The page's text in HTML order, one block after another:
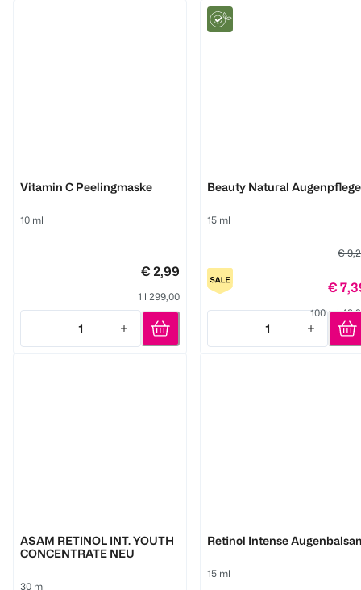
Vitamin C Peelingmaske
10 ml
€ 2,99
1 l 299,00
1
Quantity: 1
Beauty Natural Augenpflege
15 ml
€
€
100 ml
1
Quantity: 1
ASAM RETINOL INT. YOUTH
CONCENTRATE NEU
30 ml
Retinol Intense
15 ml